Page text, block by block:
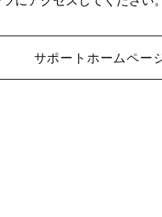
サポートホームペー